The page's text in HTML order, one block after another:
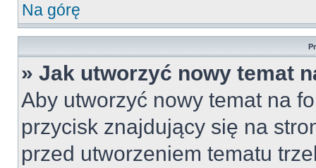
Na górę
» Jak utworzyć nowy temat
Aby utworzyć nowy temat na
przycisk znajdujący się na
przed utworzeniem tematu